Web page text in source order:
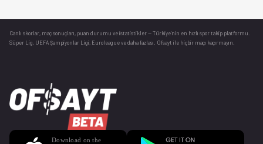
Canlı skorlar , maç sonuçları, puan durumu ve istatistikler — Türkiye’nin en hızlı spor takip platformu.
Süper Lig, UEFA Şampiyonlar Ligi, Euroleague ve daha fazlası. Ofsayt ile hiçbir maçı kaçırmayın.